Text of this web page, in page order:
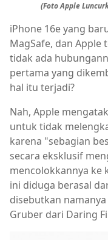
(Foto Apple
iPhone 16e yang
MagSafe, dan Apple
tidak ada
pertama yang
hal itu terjadi?
Nah, Apple
untuk tidak
karena "sebagian
secara eksklusif
mencolokkannya ke
ini diduga berasal
disebutkan
Gruber dari Daring